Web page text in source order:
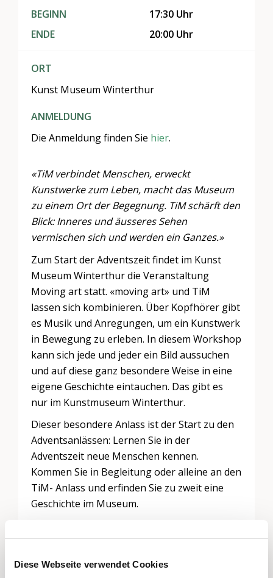
Diese Webseite verwendet Cookies
BEGINN
ENDE
17:30 Uhr
20:00 Uhr
ORT
Kunst Museum Winterthur
ANMELDUNG
Die Anmeldung finden Sie hier.
«TiM verbindet Menschen, erweckt
Kunstwerke zum Leben, macht das Museum
zu einem Ort der Begegnung. TiM schärft den
Blick: Inneres und äusseres Sehen
vermischen sich und werden ein Ganzes.»
Zum Start der Adventszeit findet im Kunst
Museum Winterthur die Veranstaltung
Moving art statt. «moving art» und TiM
lassen sich kombinieren. Über Kopfhörer gibt
es Musik und Anregungen, um ein Kunstwerk
in Bewegung zu erleben. In diesem Workshop
kann sich jede und jeder ein Bild aussuchen
und auf diese ganz besondere Weise in eine
eigene Geschichte eintauchen. Das gibt es
nur im Kunstmuseum Winterthur.
Dieser besondere Anlass ist der Start zu den
Adventsanlässen: Lernen Sie in der
Adventszeit neue Menschen kennen.
Kommen Sie in Begleitung oder alleine an den
TiM- Anlass und erfinden Sie zu zweit eine
Geschichte im Museum.
spannt den Bogen vom 17. Jahrhundert bis in